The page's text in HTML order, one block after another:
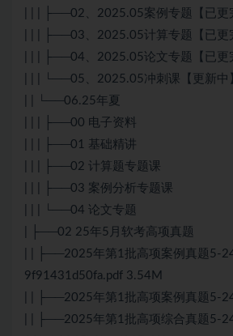
| | | ├──02、2025.05案例专题【已更
| | | ├──03、2025.05计算专题【已更
| | | ├──04、2025.05论文专题【已更
| | | └──05、2025.05冲刺课【更新中
| | └──06.25年夏
| | | ├──00 电子资料
| | | ├──01 基础精讲
| | | ├──02 计算题专题课
| | | ├──03 案例分析专题课
| | | └──04 论文专题
| ├──02 25年5月软考高项真题
| | ├──2025年第1批高项案例真题5-
9f91431d50fa.pdf 3.54M
| | ├──2025年第1批高项案例真题5-
| | ├──2025年第1批高项综合真题5-